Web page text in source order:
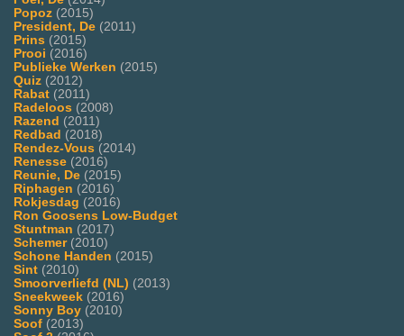
Popoz (2015)
President, De (2011)
Prins (2015)
Prooi (2016)
Publieke Werken (2015)
Quiz (2012)
Rabat (2011)
Radeloos (2008)
Razend (2011)
Redbad (2018)
Rendez-Vous (2014)
Renesse (2016)
Reunie, De (2015)
Riphagen (2016)
Rokjesdag (2016)
Ron Goosens Low-Budget
Stuntman (2017)
Schemer(2010)
Schone Handen (2015)
Sint (2010)
Smoorverliefd (NL) (2013)
Sneekweek (2016)
Sonny Boy (2010)
Soof (2013)